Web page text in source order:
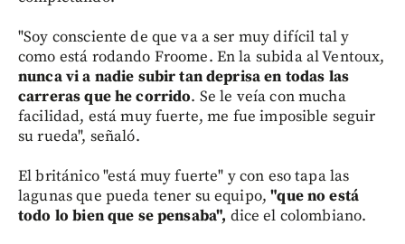
"Soy consciente de que va a ser muy difícil tal y
como está rodando Froome. En la subida al Ventoux,
nunca vi a nadie subir tan deprisa en todas las
carreras que he corrido. Se le veía con mucha
facilidad, está muy fuerte, me fue imposible seguir
su rueda", señaló.
El británico "está muy fuerte" y con eso tapa las
lagunas que pueda tener su equipo, "que no está
todo lo bien que se pensaba", dice el colombiano.